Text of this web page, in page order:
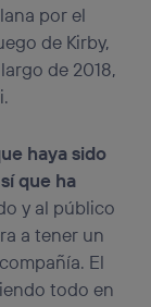
por el
de Kirby,
de 2018,
haya sido
que ha
y al público
a tener un
El
todo en